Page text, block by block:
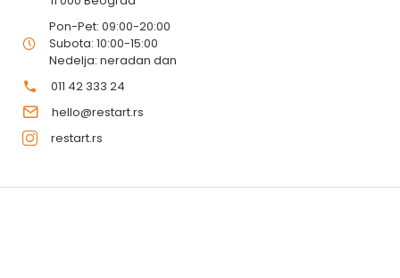
Pon-Pet: 09:00-20:00
Subota: 10:00-15:00
Nedelja: neradan dan
011 42 333 24
hello@restart.rs
restart.rs